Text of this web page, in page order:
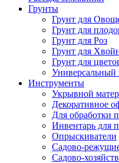
Грунты
Грунт для
Грунт для
Грунт для Роз
Грунт для
Грунт для
Универсальный
Инструменты
Укрывной
Декоративное
Для обработки
Инвентарь для
Опрыскиватели
Садово-
Садово-